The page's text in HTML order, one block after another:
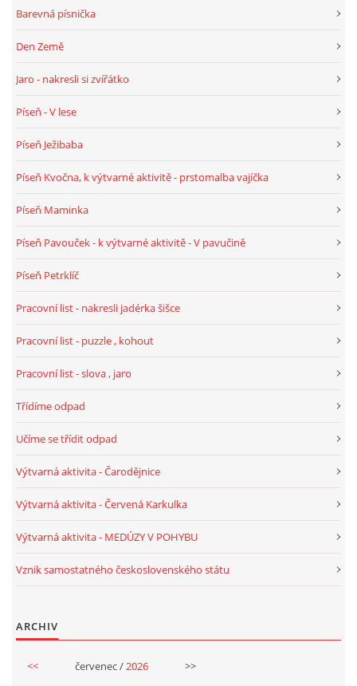
BÁSNĚ K TÉMATU PODZIM
PÍSNĚ K TÉMATU ZIMA
POHYBOVÉ AKTIVITY NA TÉMA ZIMA
TÝDENNÍ PLÁNY
MONTESSORI AKTIVITA
KALENDÁŘ PRO DĚTI
SVATÝ VÁCLAV
Barevná písnička
Den Země
Jaro - nakresli si zvířátko
Píseň - V lese
Píseň Ježibaba
Píseň Kvočna, k výtvarné aktivitě - prstomalba vajíčka
Píseň Maminka
Píseň Pavouček - k výtvarné aktivitě - V pavučině
Píseň Petrklíč
Pracovní list - nakresli jadérka šišce
Pracovní list - puzzle , kohout
Pracovní list - slova , jaro
Třídíme odpad
Učíme se třídit odpad
Výtvarná aktivita - Čarodějnice
Výtvarná aktivita - Červená Karkulka
Výtvarná aktivita - MEDÚZY V POHYBU
Vznik samostatného československého státu
ARCHIV
<< červenec /2026 >>